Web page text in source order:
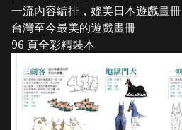
一流內容編排，媲美日本遊戲畫冊
台灣至今最美的遊戲畫冊
96 頁全彩精裝本